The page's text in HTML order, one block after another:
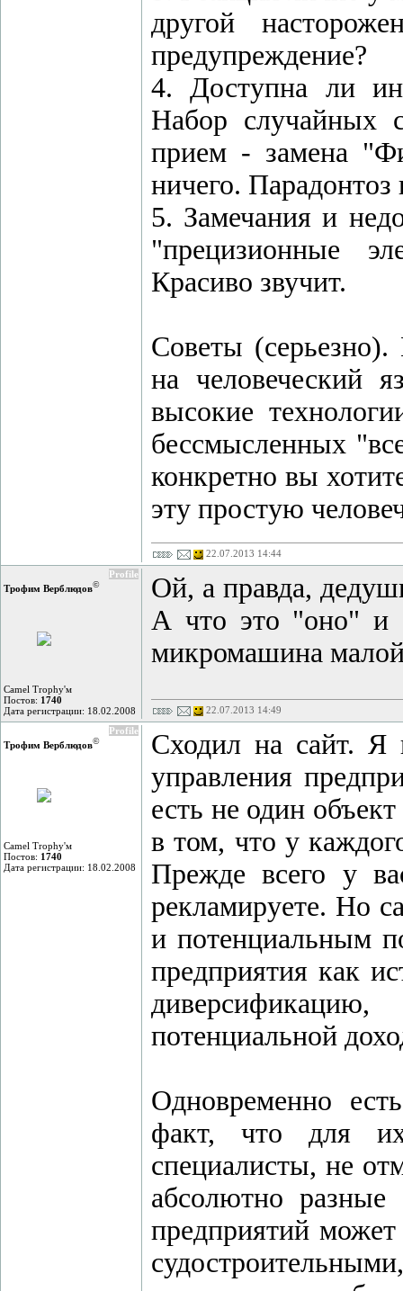
другой
предупреждение?
4. Доступна ли
Набор случайных
прием - замена
ничего.
5. Замечания и
"прецизионные
Красиво звучит.
Советы (серьезно).
на человеческий
высокие
бессмысленных
конкретно вы
эту простую
22.07.2013 14:44
Profile
Трофим Верблюдов©
Camel Trophy'м
Постов: 1740
Дата регистрации: 18.02.2008
Ой, а правда,
А что это "оно" и
микромашина
22.07.2013 14:49
Profile
Трофим Верблюдов©
Camel Trophy'м
Постов: 1740
Дата регистрации: 18.02.2008
Сходил на сайт. Я
управления
есть не один
в том, что у
Прежде всего у
рекламируете. Но
и потенциальным
предприятия как
потенциальной
Одновременно
факт, что для
специалисты, не
абсолютно
предприятий